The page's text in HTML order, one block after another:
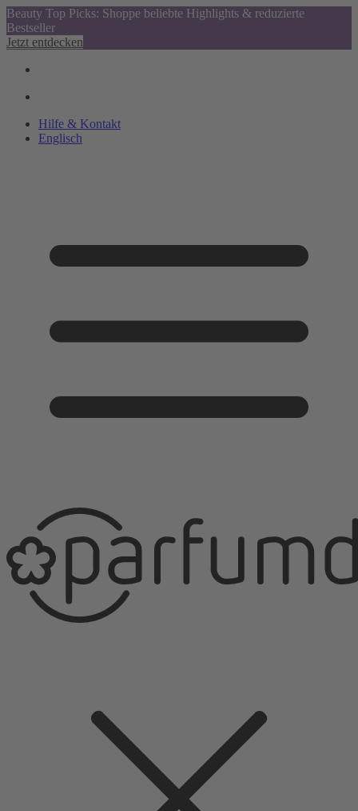
Beauty Top Picks: Shoppe beliebte Highlights & reduzierte
Bestseller
Jetzt entdecken
Hilfe & Kontakt
Englisch